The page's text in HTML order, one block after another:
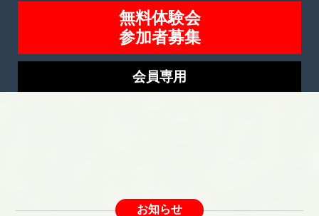
無料体験会
参加者募集
会員専用
お知らせ